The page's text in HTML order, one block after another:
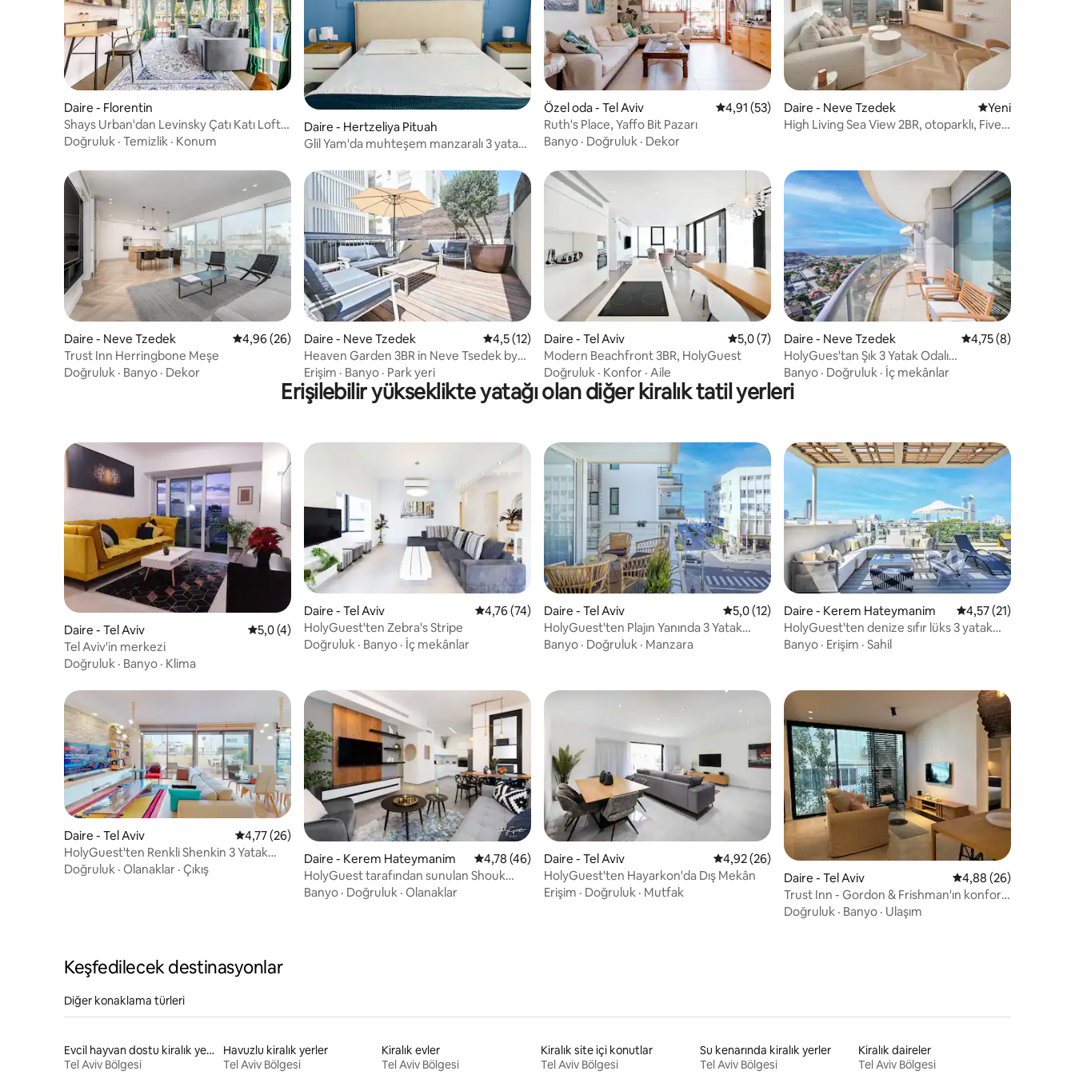
Daire - Florentin
Shays Urban'dan Levinsky Çatı Katı Loft
Dairesi
Doğruluk · Temizlik · Konum
Daire - Hertzeliya Pituah
Glil Yam'da muhteşem manzaralı 3 yatak
Özel oda - Tel Aviv 5 üzerinden ortalama 4,91 puan, 53 değerlendirme
4,91 (53)
Ruth's Place, Yaffo Bit Pazarı
Banyo · Doğruluk · Dekor
Daire - Neve Tzedek Yeni konaklama
Yeni
High Living Sea View 2BR, otoparklı, Five
Daire - Neve Tzedek 5 üzerinden ortalama 4,96 puan, 26 değerlendirme
4,96 (26)
Trust Inn Herringbone Meşe
Doğruluk · Banyo · Dekor
Daire - Neve Tzedek 5 üzerinden ortalama 4,5 puan, 12 değerlendirme
4,5 (12)
Heaven Garden 3BR in Neve Tsedek by
HolyGuest
Erişim · Banyo · Park yeri
Daire - Tel Aviv 5 üzerinden ortalama 5,0 puan, 7 değerlendirme
5,0 (7)
Modern Beachfront 3BR, HolyGuest
Doğruluk · Konfor · Aile
Daire - Neve Tzedek 5 üzerinden
4,75 (8)
HolyGues'tan Şık 3 Yatak Odalı
Muhteşem Deniz Manzaralı Park Yeri
Banyo · Doğruluk · İç mekânlar
Erişilebilir yükseklikte yatağı olan diğer kiralık tatil yerleri
Daire - Tel Aviv 5 üzerinden ortalama 5,0 puan, 4 değerlendirme
5,0 (4)
Tel Aviv'in merkezi
Doğruluk · Banyo · Klima
Daire - Tel Aviv 5 üzerinden ortalama 4,76 puan, 74 değerlendirme
4,76 (74)
HolyGuest'ten Zebra's Stripe
Doğruluk · Banyo · İç mekânlar
Daire - Tel Aviv 5 üzerinden ortalama 5,0 puan, 12 değerlendirme
5,0 (12)
HolyGuest'ten Plajın Yanında 3 Yatak
Odalı Artisanal
Banyo · Doğruluk · Manzara
Daire - Kerem Hateymanim 5 üzerinden
4,57 (21)
HolyGuest'ten denize sıfır lüks 3 yatak
odalı çatı katı
Banyo · Erişim · Sahil
Daire - Tel Aviv 5 üzerinden ortalama 4,77 puan, 26 değerlendirme
4,77 (26)
HolyGuest'ten Renkli Shenkin 3 Yatak
Odası
Doğruluk · Olanaklar · Çıkış
Daire - Kerem Hateymanim 5 üzerinden ortalama 4,78 puan, 46 değerlendirme
4,78 (46)
HolyGuest tarafından sunulan Shouk
Hacarmel yakınında modern 2 yatak
Banyo · Doğruluk · Olanaklar
Daire - Tel Aviv 5 üzerinden ortalama 4,92 puan, 26 değerlendirme
4,92 (26)
HolyGuest'ten Hayarkon'da Dış Mekân
Erişim · Doğruluk · Mutfak
Daire - Tel Aviv 5 üzerinden ortalama
4,88 (26)
Trust Inn - Gordon & Frishman'ın konforlu
1 yatak odalı evi
Doğruluk · Banyo · Ulaşım
Keşfedilecek destinasyonlar
Diğer konaklama türleri
Evcil hayvan dostu kiralık yerler
Tel Aviv Bölgesi
Havuzlu kiralık yerler
Tel Aviv Bölgesi
Kiralık evler
Tel Aviv Bölgesi
Kiralık site içi konutlar
Tel Aviv Bölgesi
Su kenarında kiralık yerler
Tel Aviv Bölgesi
Kiralık daireler
Tel Aviv Bölgesi